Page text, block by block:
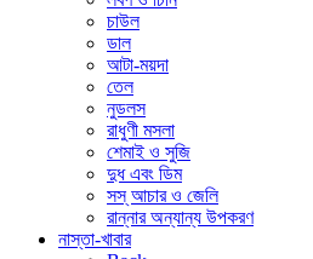
চাউল
ডাল
আটা-ময়দা
তেল
নুডলস
রাধুণী মসলা
শেমাই ও সুজি
দুধ এবং ডিম
সস্ আচার ও জেলি
রান্নার অন্যান্য উপকরণ
নাস্তা-খাবার